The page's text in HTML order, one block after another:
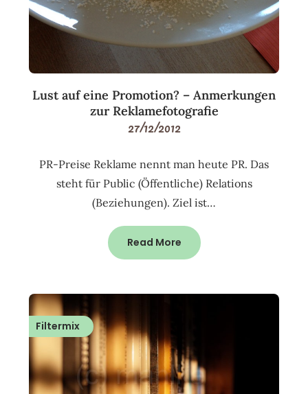
Lust auf eine Promotion? – Anmerkungen
zur Reklamefotografie
27/12/2012
PR-Preise Reklame nennt man heute PR. Das
steht für Public (Öffentliche) Relations
(Beziehungen). Ziel ist…
Read More
Filtermix